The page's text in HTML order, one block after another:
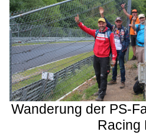
Wanderung der PS-
Racing